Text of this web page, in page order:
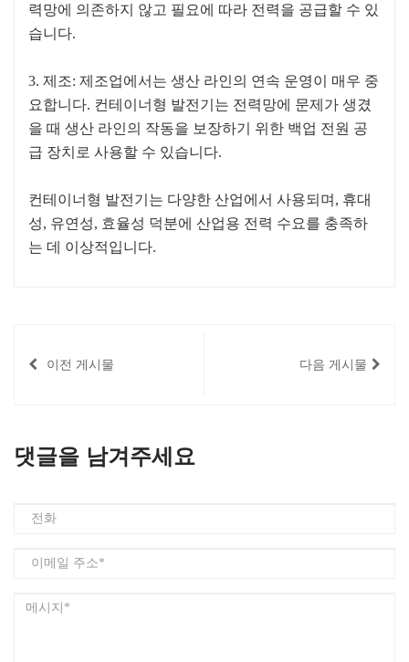
력망에 의존하지 않고 필요에 따라 전력을 공급할 수 있
습니다.
3. 제조: 제조업에서는 생산 라인의 연속 운영이 매우 중
요합니다. 컨테이너형 발전기는 전력망에 문제가 생겼
을 때 생산 라인의 작동을 보장하기 위한 백업 전원 공
급 장치로 사용할 수 있습니다.
컨테이너형 발전기는 다양한 산업에서 사용되며, 휴대
성, 유연성, 효율성 덕분에 산업용 전력 수요를 충족하
는 데 이상적입니다.
이전 게시물 다음 게시물
댓글을 남겨주세요